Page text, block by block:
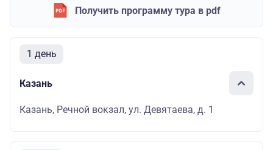
Получить программу тура в pdf
1 день
Казань
Казань, Речной вокзал, ул. Девятаева, д. 1